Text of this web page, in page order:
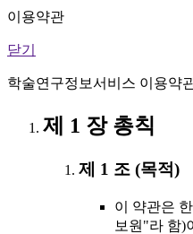
이용약관
닫기
학술연구정보서비스 이용약
제 1 장 총칙
제 1 조 (목적)
이 약관은
보원"라 함)